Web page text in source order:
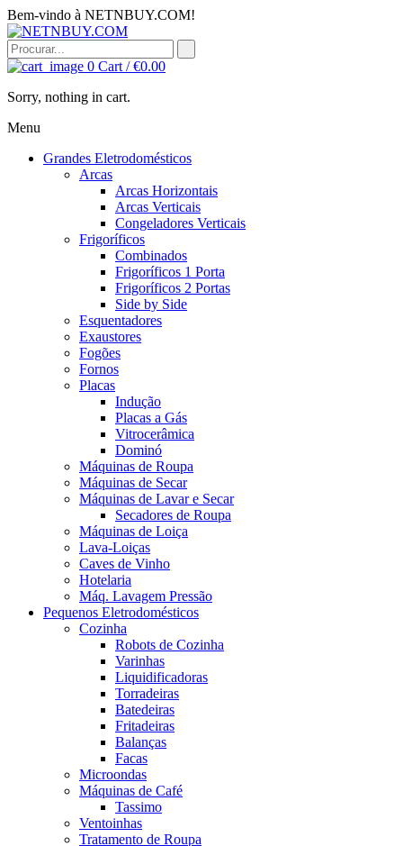
Bem-vindo à NETNBUY.COM!
0 Cart /€0.00
Sorry, nothing in cart.
Menu
Grandes Eletrodomésticos
Arcas
Arcas Horizontais
Arcas Verticais
Congeladores Verticais
Frigoríficos
Combinados
Frigoríficos 1 Porta
Frigoríficos 2 Portas
Side by Side
Esquentadores
Exaustores
Fogões
Fornos
Placas
Indução
Placas a Gás
Vitrocerâmica
Dominó
Máquinas de Roupa
Máquinas de Secar
Máquinas de Lavar e Secar
Secadores de Roupa
Máquinas de Loiça
Lava-Loiças
Caves de Vinho
Hotelaria
Máq. Lavagem Pressão
Pequenos Eletrodomésticos
Cozinha
Robots de Cozinha
Varinhas
Liquidificadoras
Torradeiras
Batedeiras
Fritadeiras
Balanças
Facas
Microondas
Máquinas de Café
Tassimo
Ventoinhas
Tratamento de Roupa